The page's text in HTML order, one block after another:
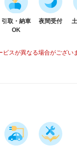
引取・納車
OK
夜間受付
スが異なる場合がござい